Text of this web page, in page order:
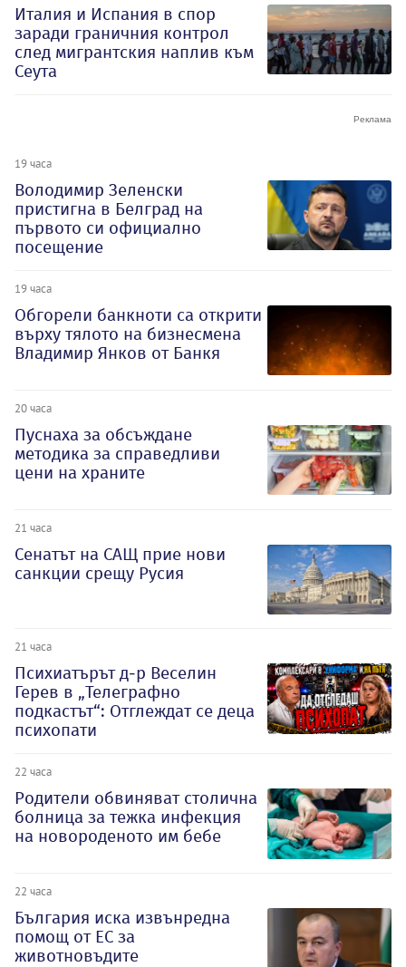
Италия и Испания в спор
заради граничния контрол
след мигрантския наплив към
Сеута
19 часа
Володимир Зеленски
пристигна в Белград на
първото си официално
посещение
19 часа
Обгорели банкноти са открити
върху тялото на бизнесмена
Владимир Янков от Банкя
20 часа
Пуснаха за обсъждане
методика за справедливи
цени на храните
21 часа
Сенатът на САЩ прие нови
санкции срещу Русия
21 часа
Психиатърът д-р Веселин
Герев в „Телеграфно
подкастът“: Отглеждат се деца
психопати
22 часа
Родители обвиняват столична
болница за тежка инфекция
на новороденото им бебе
22 часа
България иска извънредна
помощ от ЕС за
животновъдите